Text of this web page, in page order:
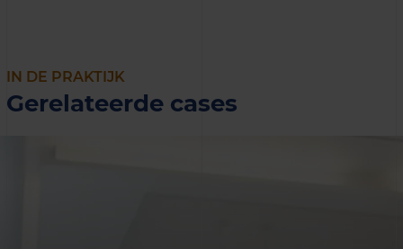
IN DE PRAKTIJK
Gerelateerde cases